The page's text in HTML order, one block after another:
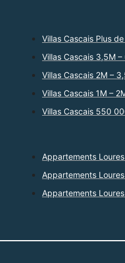
Villas Cascais Plus
Villas Cascais 3,5M
Villas Cascais 2M –
Villas Cascais 1M –
Villas Cascais 550
Appartements
Appartements
Appartements